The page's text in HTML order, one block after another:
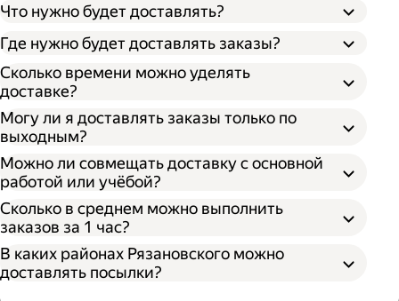
Через парк;
Через парк как самозанятый;
Как самозанятый;
Как индивидуальный предприниматель;
Что нужно будет доставлять?
Где нужно будет доставлять заказы?
Сколько времени можно уделять
доставке?
Могу ли я доставлять заказы только по
выходным?
Можно ли совмещать доставку с основной
работой или учёбой?
Сколько в среднем можно выполнить
заказов за 1 час?
В каких районах Рязановского можно
доставлять посылки?